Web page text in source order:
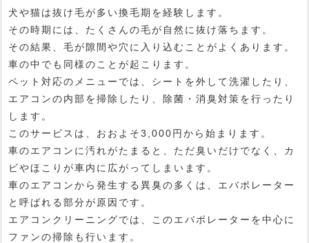
犬や猫は抜け毛が多い換毛期を経験します。
その時期には、たくさんの毛が自然に抜け落ちます。
その結果、毛が隙間や穴に入り込むことがよくあります。
車の中でも同様のことが起こります。
ペット対応のメニューでは、シートを外して洗濯したり、
エアコンの内部を掃除したり、除菌・消臭対策を行ったり
します。
このサービスは、おおよそ3,000円から始まります。
車のエアコンに汚れがたまると、ただ臭いだけでなく、カ
ビやほこりが車内に広がってしまいます。
車のエアコンから発生する異臭の多くは、エバポレーター
と呼ばれる部分が原因です。
エアコンクリーニングでは、このエバポレーターを中心に
ファンの掃除も行います。